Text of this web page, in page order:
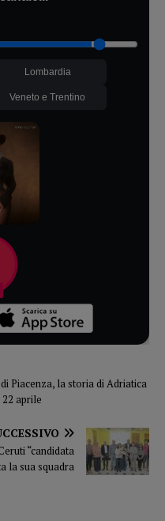
Lombardia
Veneto e Trentino
Piacenza, la storia di Adriatica
aprile
“candidata
la sua squadra